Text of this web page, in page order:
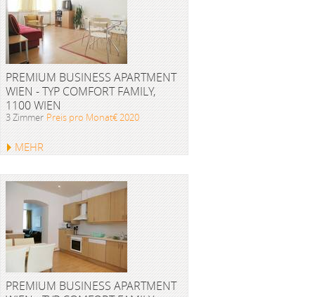
PREMIUM BUSINESS APARTMENT
WIEN - TYP COMFORT FAMILY,
1100 WIEN
3 Zimmer Preis pro Monat€ 2020
MEHR
PREMIUM BUSINESS APARTMENT